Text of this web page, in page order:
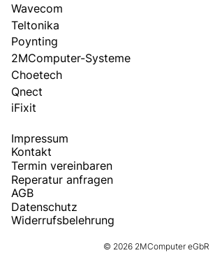
Wavecom
Teltonika
Poynting
2MComputer-Systeme
Choetech
Qnect
iFixit
Impressum
Kontakt
Termin vereinbaren
Reperatur anfragen
AGB
Datenschutz
Widerrufsbelehrung
© 2026 2MComputer eGbR